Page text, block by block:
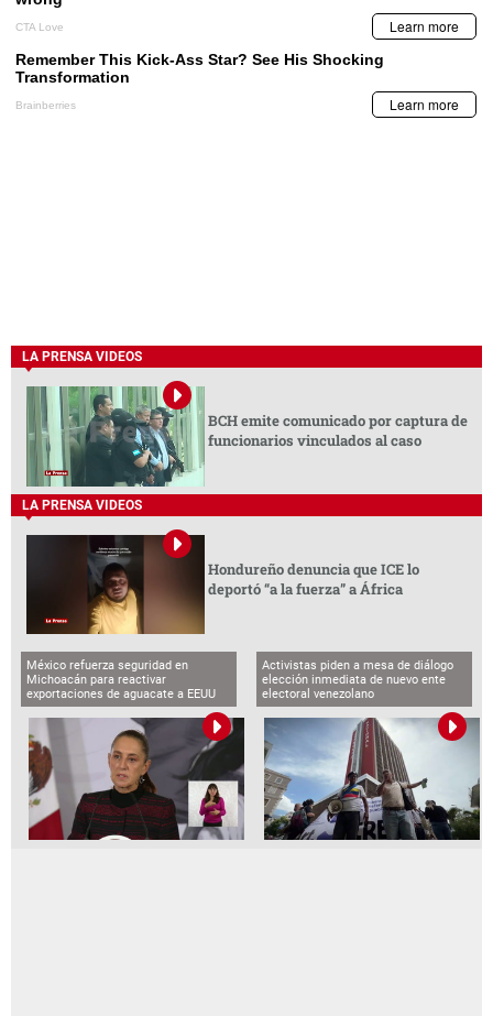
LA PRENSA VIDEOS
BCH emite comunicado por captura de
funcionarios vinculados al caso
LA PRENSA VIDEOS
Hondureño denuncia que ICE lo
deportó “a la fuerza” a África
México refuerza seguridad en
Michoacán para reactivar
exportaciones de aguacate a EEUU
Activistas piden a mesa de diálogo
elección inmediata de nuevo ente
electoral venezolano